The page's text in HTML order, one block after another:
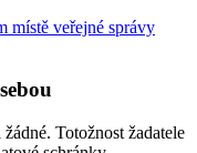
místě veřejné správy
Totožnost žadatele